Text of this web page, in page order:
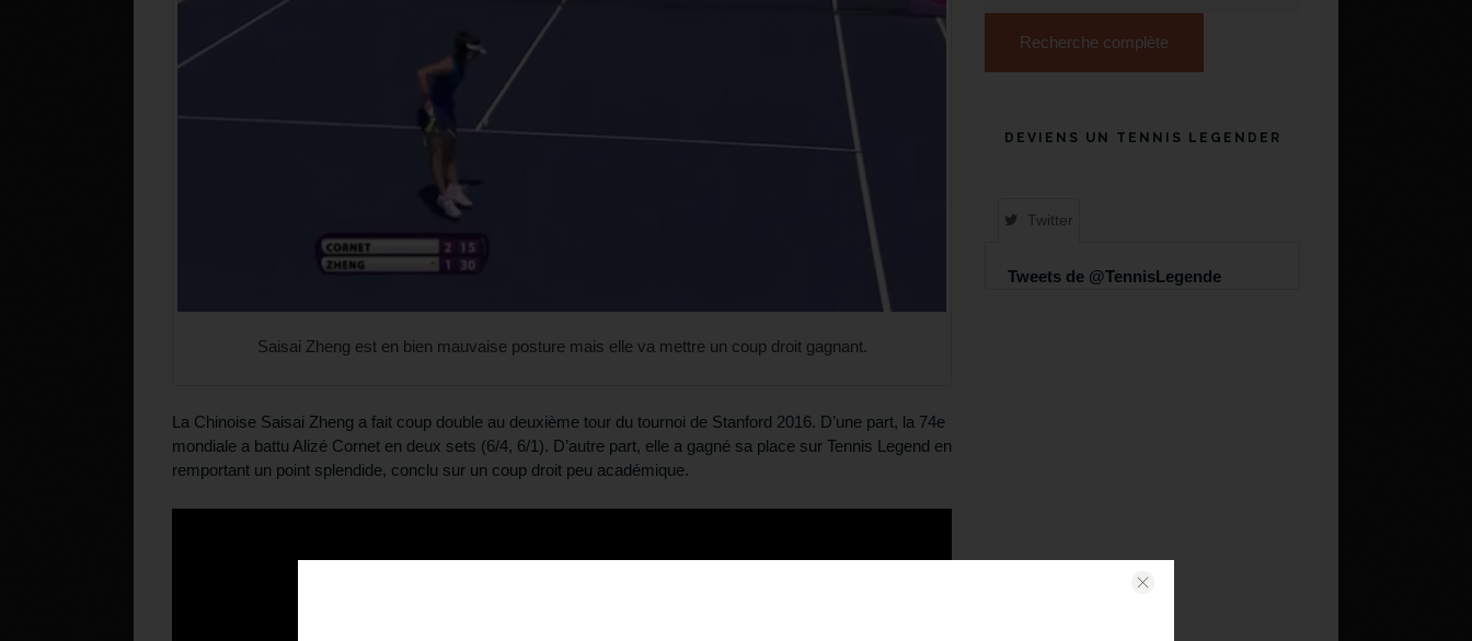
Saisai Zheng est en bien mauvaise posture mais elle va mettre un coup droit gagnant.
La Chinoise Saisai Zheng a fait coup double au deuxième tour du tournoi de Stanford 2016. D’une part, la 74e
mondiale a battu Alizé Cornet en deux sets (6/4, 6/1). D’autre part, elle a gagné sa place sur Tennis Legend en
remportant un point splendide, conclu sur un coup droit peu académique.
Recherche complète
DEVIENS UN TENNIS LEGENDER
Twitter
Tweets de @TennisLegende